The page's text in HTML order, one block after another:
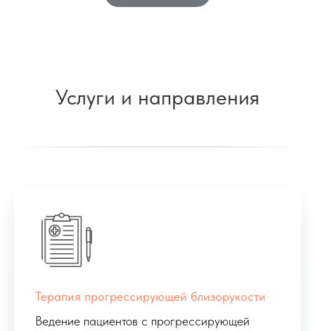
Услуги и направления
Терапия прогрессирующей близорукости
Ведение пациентов с прогрессирующей